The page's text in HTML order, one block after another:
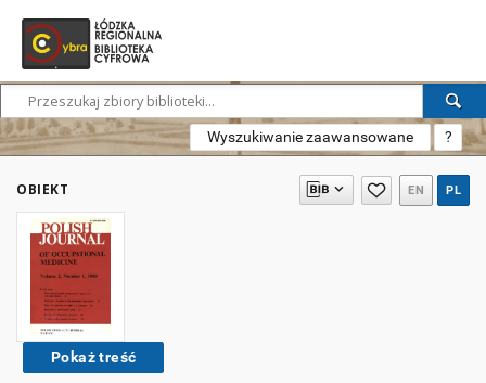
Wyszukiwanie zaawansowane ?
OBIEKT EN PL
Pokaż treść